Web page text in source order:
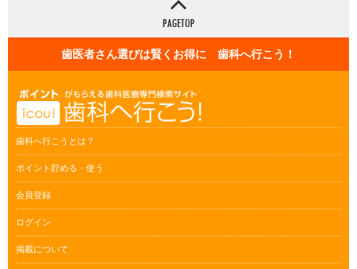
歯医者さん選びは賢くお得に 歯科へ行こう！
歯科へ行こうとは？
ポイント貯める・使う
会員登録
ログイン
掲載について